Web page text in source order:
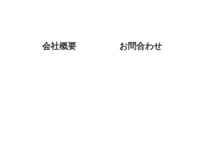
会社概要 お問合わせ